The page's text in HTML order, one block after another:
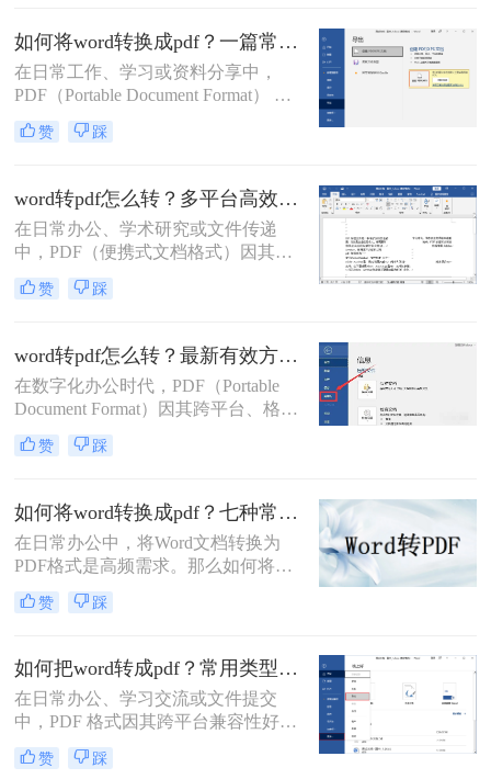
首选。而Microsoft Word则是我们创作
和编辑文档最常用的工具。因此，掌
握如何将Word文档完美地转换为
PDF，是每个现代办公人士和学生的
必备技能。
如何将word转换成pdf？一篇常用方法详解！
在日常工作、学习或资料分享中，
PDF（Portable Document Format） 因
其格式固定、兼容性强、易于打印和
加密等优点，成为文件传输和存档的
或 .doc） 则是我们编辑文档的主要工
具。将 Word 转换成 PDF 是一项非常
高频且实用的操作。那么如何将word
转换成pdf呢？本文将详细介绍几种主
流、安全且高效的转换方法。
赞 踩
word转pdf怎么转？多平台高效转换方法详解！
在日常办公、学术研究或文件传递
中，PDF（便携式文档格式）因其跨
平台、格式固定、不易被篡改的特
性，已成为文件分发和归档的首选格
档编辑工具，我们经常需要将其编辑
好的文档转换为PDF。无论是为了提
交作业、发送简历，还是发布报告，
一个高质量的PDF转换至关重要。
赞 踩
word转pdf怎么转？最新有效方法全解析！
在数字化办公时代，PDF（Portable
Document Format）因其跨平台、格式
固定、不易被编辑的特性，已成为文
档分发、归档和打印的首选格式。而
容的主要工具。因此，将Word文档完
美地转换为PDF，是一项几乎每个人
都会遇到的核心需求。
赞 踩
如何将word转换成pdf？七种常用方法深度解析！
在日常办公中，将Word文档转换为
PDF格式是高频需求。那么如何将
word转换成pdf呢？本文综合七种主流
转换方式，助您根据实际需求选择最
赞 踩
如何把word转成pdf？常用类型方法解析！
在日常办公、学习交流或文件提交
中，PDF 格式因其跨平台兼容性好、
格式不易被随意修改、体积相对可
控、安全性较高等特点，成为文件分
赞 踩